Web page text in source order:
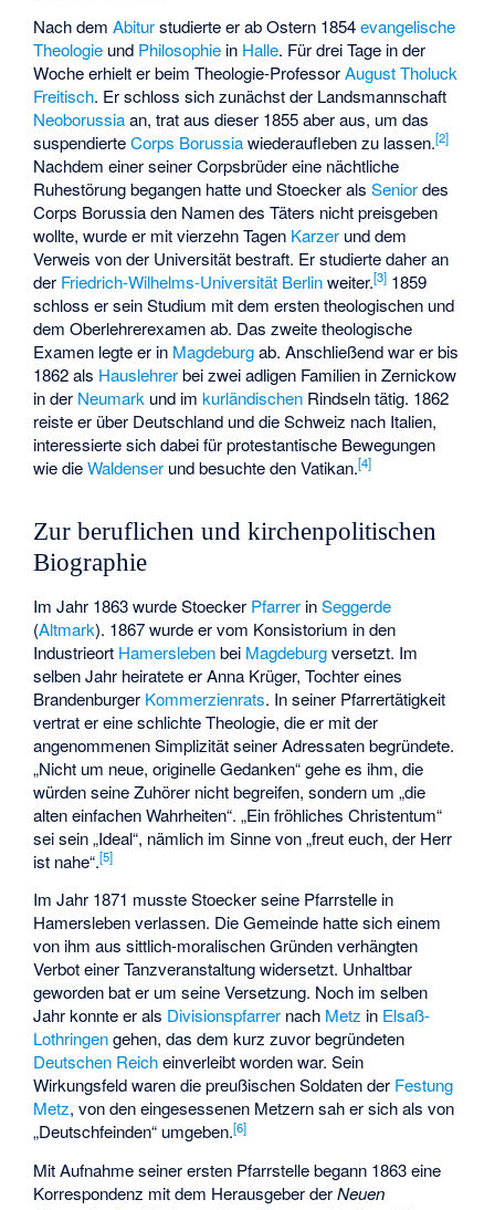
Nach demAbiturstudierte er ab Ostern 1854evangelische
Theologie und Philosophie in Halle. Für drei Tage in der
Woche erhielt er beim Theologie-ProfessorAugust Tholuck
Freitisch. Er schloss sich zunächst der Landsmannschaft
Neoborussiaan, trat aus dieser 1855 aber aus, um das
suspendierteCorps Borussiawiederaufleben zu lassen.[2]
Nachdem einer seiner Corpsbrüder eine nächtliche
Ruhestörung begangen hatte und Stoecker alsSeniordes
Corps Borussia den Namen des Täters nicht preisgeben
wollte, wurde er mit vierzehn Tagen Karzer und dem
Verweis von der Universität bestraft. Er studierte daher an
der Friedrich-Wilhelms-Universität Berlinweiter.[3] 1859
schloss er sein Studium mit dem ersten theologischen und
dem Oberlehrerexamen ab. Das zweite theologische
Examen legte er in Magdeburgab. Anschließend war er bis
1862 als Hauslehrerbei zwei adligen Familien in Zernickow
in der Neumark und imkurländischen Rindseln tätig. 1862
reiste er über Deutschland und die Schweiz nach Italien,
interessierte sich dabei für protestantische Bewegungen
wie dieWaldenser und besuchte den Vatikan.[4]
Zur beruflichen und kirchenpolitischen
Biographie
Im Jahr 1863 wurde Stoecker Pfarrer inSeggerde
(Altmark). 1867 wurde er vom Konsistorium in den
Industrieort Hamerslebenbei Magdeburgversetzt. Im
selben Jahr heiratete er Anna Krüger, Tochter eines
Brandenburger Kommerzienrats. In seiner Pfarrertätigkeit
vertrat er eine schlichte Theologie, die er mit der
angenommenen Simplizität seiner Adressaten begründete.
„Nicht um neue, originelle Gedanken“ gehe es ihm, die
würden seine Zuhörer nicht begreifen, sondern um „die
alten einfachen Wahrheiten“. „Ein fröhliches Christentum“
sei sein „Ideal“, nämlich im Sinne von „freut euch, der Herr
ist nahe“.[5]
Im Jahr 1871 musste Stoecker seine Pfarrstelle in
Hamersleben verlassen. Die Gemeinde hatte sich einem
von ihm aus sittlich-moralischen Gründen verhängten
Verbot einer Tanzveranstaltung widersetzt. Unhaltbar
geworden bat er um seine Versetzung. Noch im selben
Jahr konnte er als Divisionspfarrer nach Metz in Elsaß-
Lothringengehen, das dem kurz zuvor begründeten
Deutschen Reicheinverleibt worden war. Sein
Wirkungsfeld waren die preußischen Soldaten der Festung
Metz, von den eingesessenen Metzern sah er sich als von
„Deutschfeinden“ umgeben.[6]
Mit Aufnahme seiner ersten Pfarrstelle begann 1863 eine
Korrespondenz mit dem Herausgeber derNeuen